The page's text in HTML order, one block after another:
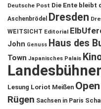
Deutsche Post Die Ente bleibt
Aschenbrödel
Dresden
WEITSICHT Editorial
John Genuss Haus des
Town Japanisches Palais
Lesung Loriot Meißen
Rügen Sachsen in Paris